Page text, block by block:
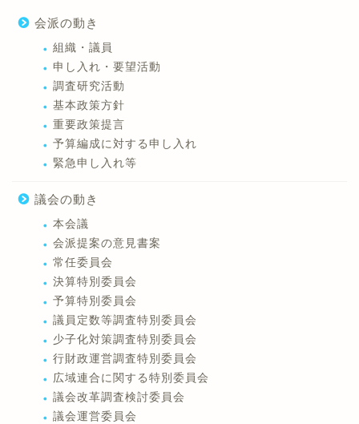
会派の動き
組織・議員
申し入れ・要望活動
調査研究活動
基本政策方針
重要政策提言
予算編成に対する申し入れ
緊急申し入れ等
議会の動き
本会議
会派提案の意見書案
常任委員会
決算特別委員会
予算特別委員会
議員定数等調査特別委員会
少子化対策調査特別委員会
行財政運営調査特別委員会
広域連合に関する特別委員会
議会改革調査検討委員会
議会運営委員会